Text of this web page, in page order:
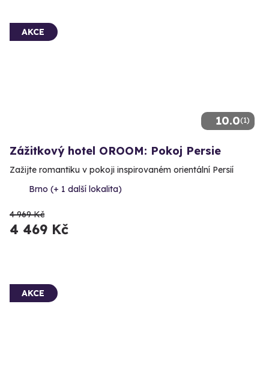
10.0(1)
AKCE
Zážitkový hotel OROOM: Pokoj Persie
Zažijte romantiku v pokoji inspirovaném orientální Persií
Brno (+ 1 další lokalita)
4 969 Kč
4 469 Kč
AKCE